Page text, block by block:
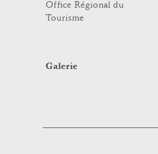
Office Régional du
Tourisme
Galerie